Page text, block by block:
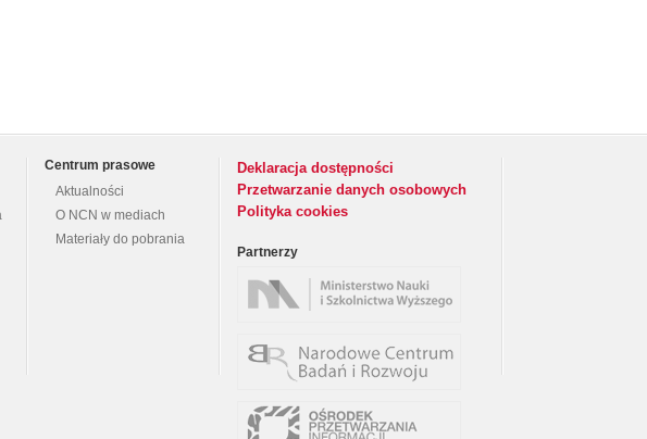
Centrum prasowe
Aktualności
O NCN w mediach
Materiały do pobrania
Deklaracja dostępności
Przetwarzanie danych osobowych
Polityka cookies
Partnerzy